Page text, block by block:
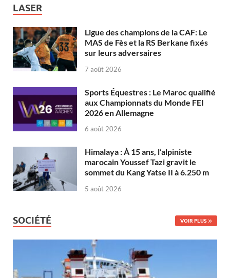
LASER
Ligue des champions de la CAF: Le
MAS de Fès et la RS Berkane fixés
sur leurs adversaires
7 août 2026
Sports Équestres : Le Maroc qualifié
aux Championnats du Monde FEI
2026 en Allemagne
6 août 2026
Himalaya : À 15 ans, l’alpiniste
marocain Youssef Tazi gravit le
sommet du Kang Yatse II à 6.250 m
5 août 2026
SOCIÉTÉ VOIR PLUS